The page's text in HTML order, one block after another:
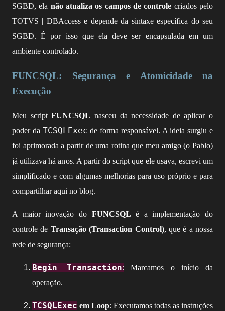
SGBD, ela não atualiza os campos de controle criados pelo
TOTVS | DBAccess e depende da sintaxe específica do seu
SGBD. É por isso que ela deve ser encapsulada em um
ambiente controlado.
FUNCSQL: Segurança e Atomicidade na
Execução
Meu scriptFUNCSQL nasceu da necessidade de aplicar o
poder da TCSQLExec de forma responsável. A ideia surgiu e
foi aprimorada a partir de uma rotina que meu amigo (o Pablo)
já utilizava há anos. A partir do script que ele usava, escrevi um
simplificado e com algumas melhorias para uso próprio e para
compartilhar aqui no blog.
A maior inovação do FUNCSQL é a implementação do
controle de Transação (Transaction Control), que é a nossa
rede de segurança:
Begin Transaction: Marcamos o início da
operação.
TCSQLExec em Loop: Executamos todas as instruções